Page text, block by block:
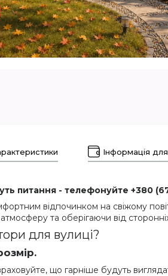
Інформація
питання - телефонуйте +380
відпочинком на свіжому
та оберігаючи від
для вулиці?
що гарніше будуть